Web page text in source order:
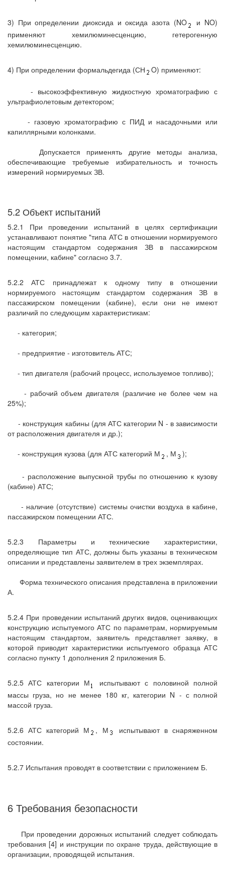
3) При определении диоксида и оксида азота (NO
и NO)
применяют хемилюминесценцию, гетерогенную
хемилюминесценцию.
4) При определении формальдегида (СН O) применяют:
- высокоэффективную жидкостную хроматографию с
ультрафиолетовым детектором;
- газовую хроматографию с ПИД и насадочными или
капиллярными колонками.
Допускается применять другие методы анализа,
обеспечивающие требуемые избирательность и точность
измерений нормируемых ЗВ.
5.2 Объект испытаний
5.2.1 При проведении испытаний в целях сертификации
устанавливают понятие "типа АТС в отношении нормируемого
настоящим стандартом содержания ЗВ в пассажирском
помещении, кабине" согласно 3.7.
5.2.2 АТС принадлежат к одному типу в отношении
нормируемого настоящим стандартом содержания ЗВ в
пассажирском помещении (кабине), если они не имеют
различий по следующим характеристикам:
- категория;
- предприятие - изготовитель АТС;
- тип двигателя (рабочий процесс, используемое топливо);
- рабочий объем двигателя (различие не более чем на
25%);
- конструкция кабины (для АТС категории N - в зависимости
от расположения двигателя и др.);
- конструкция кузова (для АТС категорий М
, М );
- расположение выпускной трубы по отношению к кузову
(кабине) АТС;
- наличие (отсутствие) системы очистки воздуха в кабине,
пассажирском помещении АТС.
5.2.3 Параметры и технические характеристики,
определяющие тип АТС, должны быть указаны в техническом
описании и представлены заявителем в трех экземплярах.
Форма технического описания представлена в приложении
А.
5.2.4 При проведении испытаний других видов, оценивающих
конструкцию испытуемого АТС по параметрам, нормируемым
настоящим стандартом, заявитель представляет заявку, в
которой приводит характеристики испытуемого образца АТС
согласно пункту 1 дополнения 2 приложения Б.
5.2.5 АТС категории М
испытывают с половиной полной
массы груза, но не менее 180 кг, категории N - с полной
массой груза.
5.2.6 АТС категорий М , М
испытывают в снаряженном
состоянии.
5.2.7 Испытания проводят в соответствии с приложением Б.
6 Требования безопасности
При проведении дорожных испытаний следует соблюдать
требования [4] и инструкции по охране труда, действующие в
организации, проводящей испытания.